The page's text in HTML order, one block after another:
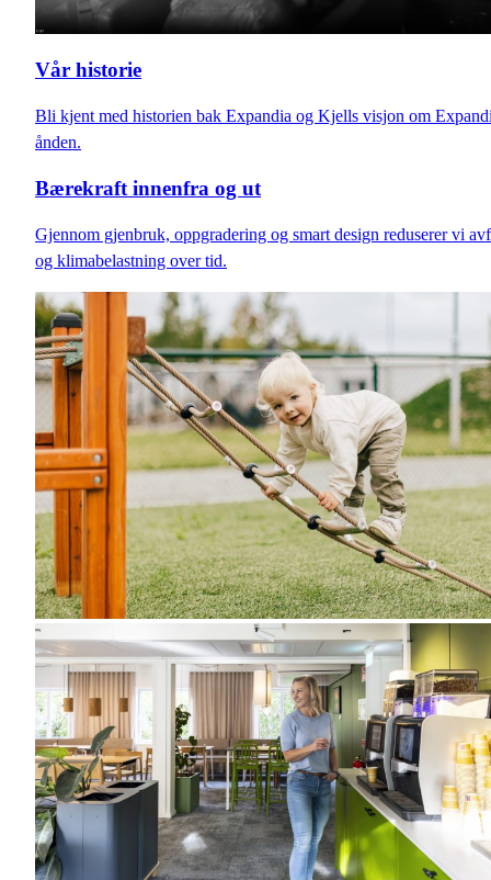
Vår historie
Bli kjent med historien bak Expandia og Kjells visjon om
ånden.
Bærekraft innenfra og ut
Gjennom gjenbruk, oppgradering og smart design reduserer vi
og klimabelastning over tid.